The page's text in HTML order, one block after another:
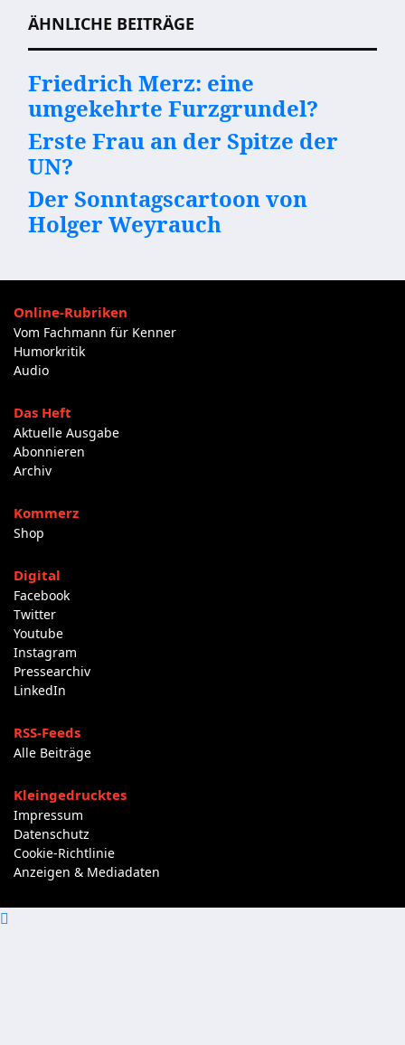
ÄHNLICHE BEITRÄGE
Friedrich Merz: eine
umgekehrte Furzgrundel?
Erste Frau an der Spitze der
UN?
Der Sonntagscartoon von
Holger Weyrauch
Online-Rubriken
Vom Fachmann für Kenner
Humorkritik
Audio
Das Heft
Aktuelle Ausgabe
Abonnieren
Archiv
Kommerz
Shop
Digital
Facebook
Twitter
Youtube
Instagram
Pressearchiv
LinkedIn
RSS-Feeds
Alle Beiträge
Kleingedrucktes
Impressum
Datenschutz
Cookie-Richtlinie
Anzeigen & Mediadaten